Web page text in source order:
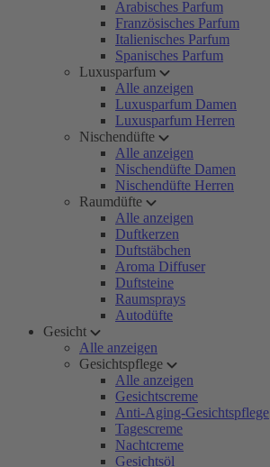
Arabisches Parfum
Französisches Parfum
Italienisches Parfum
Spanisches Parfum
Luxusparfum
Alle anzeigen
Luxusparfum Damen
Luxusparfum Herren
Nischendüfte
Alle anzeigen
Nischendüfte Damen
Nischendüfte Herren
Raumdüfte
Alle anzeigen
Duftkerzen
Duftstäbchen
Aroma Diffuser
Duftsteine
Raumsprays
Autodüfte
Gesicht
Alle anzeigen
Gesichtspflege
Alle anzeigen
Gesichtscreme
Anti-Aging-Gesichtspflege
Tagescreme
Nachtcreme
Gesichtsöl